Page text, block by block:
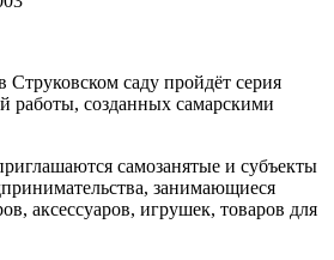
саду пройдёт серия
работы, созданных самарскими
самозанятые и субъекты
занимающиеся
аксессуаров, игрушек, товаров для